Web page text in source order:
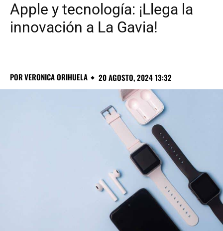
Apple y tecnología: ¡Llega la
innovación a La Gavia!
PORVERONICA ORIHUELA 20 AGOSTO, 2024 13:32